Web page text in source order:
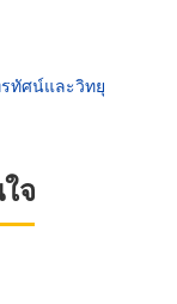
ทัศน์และวิทยุ
จ